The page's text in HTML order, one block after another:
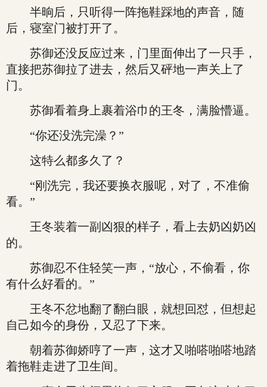
半晌后，只听得一阵拖鞋踩地的声音，随
后，寝室门被打开了。
苏御还没反应过来，门里面伸出了一只手，
直接把苏御拉了进去，然后又砰地一声关上了
门。
苏御看着身上裹着浴巾的王冬，满脸懵逼。
“你还没洗完澡？”
这特么都多久了？
“刚洗完，我还要换衣服呢，对了，不准偷
看。”
王冬装着一副凶狠的样子，看上去奶凶奶凶
的。
苏御忍不住轻笑一声，“放心，不偷看，你
有什么好看的。”
王冬不忿地翻了翻白眼，就想回怼，但想起
自己如今的身份，又忍了下来。
朝着苏御娇哼了一声，这才又啪嗒啪嗒地踏
着拖鞋走进了卫生间。